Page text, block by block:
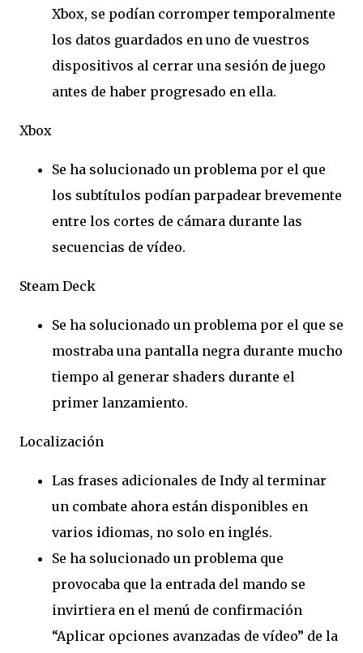
Xbox, se podían corromper temporalmente
los datos guardados en uno de vuestros
dispositivos al cerrar una sesión de juego
antes de haber progresado en ella.
Xbox
Se ha solucionado un problema por el que
los subtítulos podían parpadear brevemente
entre los cortes de cámara durante las
secuencias de vídeo.
Steam Deck
Se ha solucionado un problema por el que se
mostraba una pantalla negra durante mucho
tiempo al generar shaders durante el
primer lanzamiento.
Localización
Las frases adicionales de Indy al terminar
un combate ahora están disponibles en
varios idiomas, no solo en inglés.
Se ha solucionado un problema que
provocaba que la entrada del mando se
invirtiera en el menú de confirmación
“Aplicar opciones avanzadas de vídeo” de la